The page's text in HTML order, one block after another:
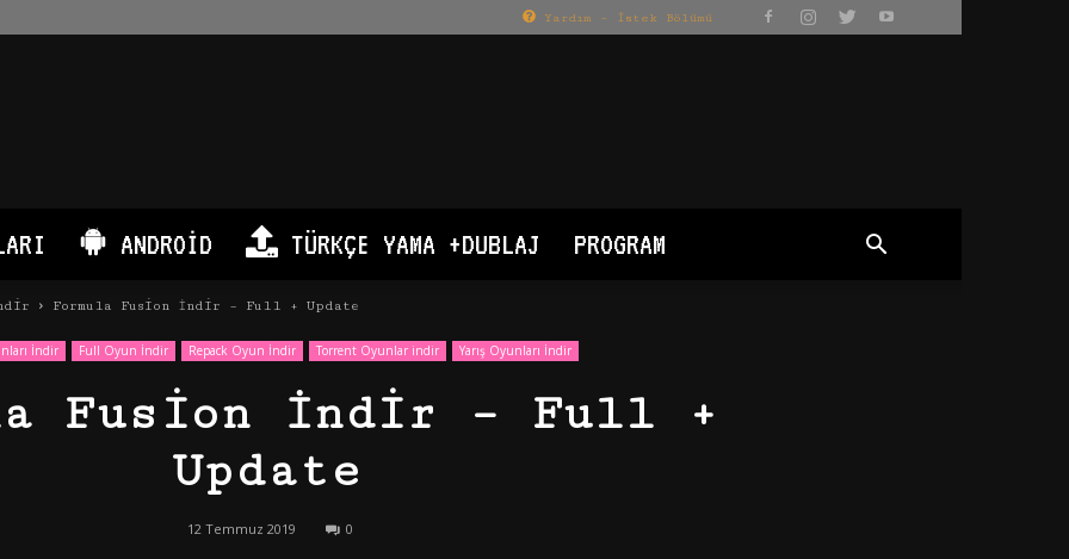
Yardım – İstek Bölümü
ANDROID TÜRKÇE YAMA +DUBLAJ PROGRAM
Formula Fusion İndir – Full + Update
İndir Full Oyun İndir Repack Oyun İndir Torrent Oyunlar indir Yarış Oyunları İndir
Fusion İndir – Full +
Update
12 Temmuz 2019 0